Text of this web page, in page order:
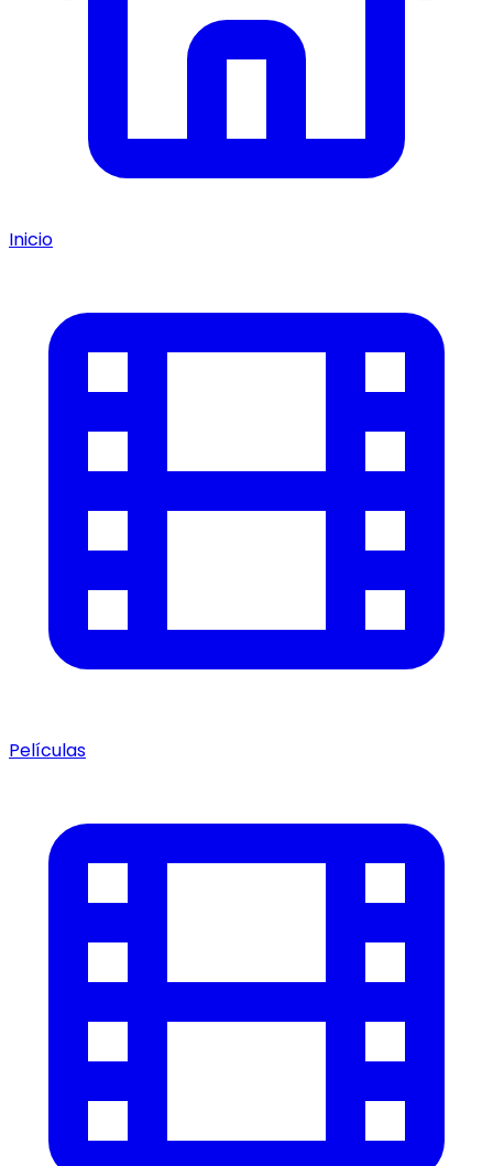
Inicio
Películas